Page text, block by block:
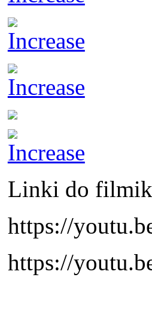
Linki do
https://
https://